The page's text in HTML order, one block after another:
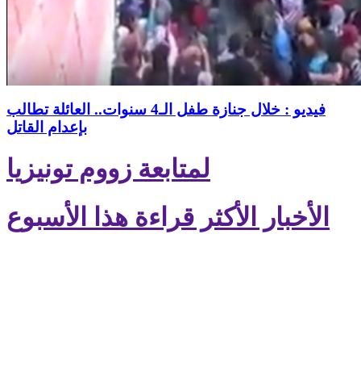
فيديو : خلال جنازة طفل الـ4 سنوات.. العائلة تطالب
بإعدام القاتل
لمتابعة زووم تونيزيا
الأخبار الأكثر قراءة هذا الأسبوع